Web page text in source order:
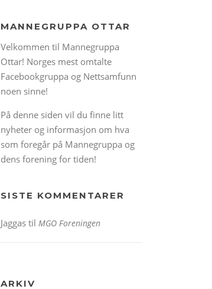
MANNEGRUPPA OTTAR
Velkommen til Mannegruppa
Ottar! Norges mest omtalte
Facebookgruppa og Nettsamfunn
noen sinne!
På denne siden vil du finne litt
nyheter og informasjon om hva
som foregår på Mannegruppa og
dens forening for tiden!
SISTE KOMMENTARER
Jaggas til MGO Foreningen
ARKIV